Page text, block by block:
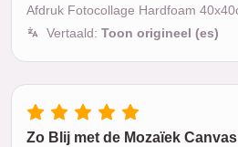
Afdruk Fotocollage Hardfoam
Vertaald: Toon origineel (es)
Zo Blij met de Mozaïek